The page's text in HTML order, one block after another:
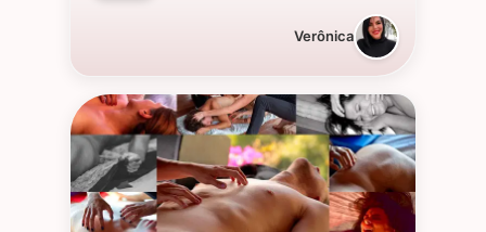
Verônica